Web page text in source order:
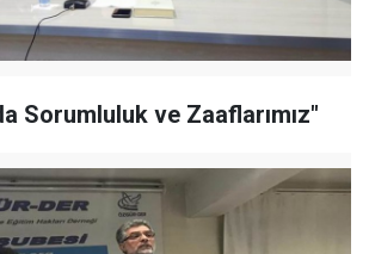
Sorumluluk ve Zaaflarımız"